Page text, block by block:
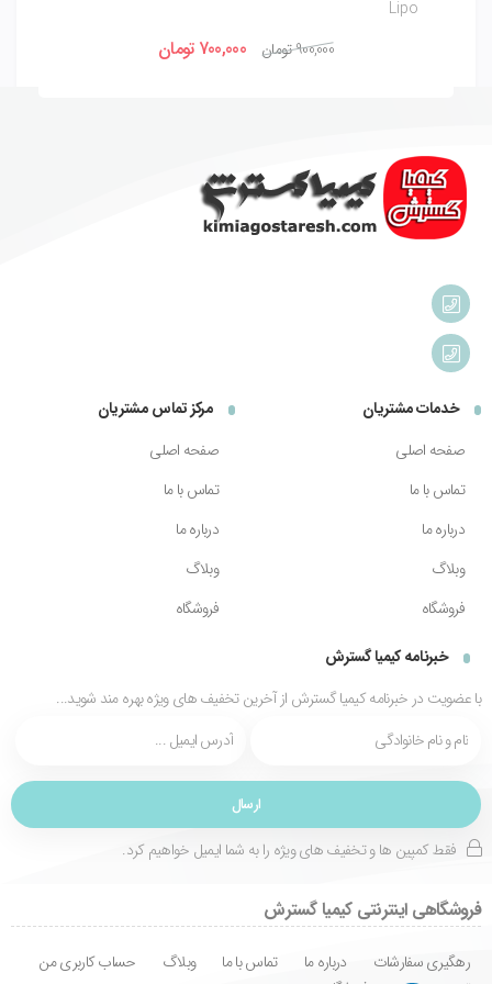
Lipo
900,000تومان 700,000 تومان
خدمات مشتریان
صفحه اصلی
تماس با ما
درباره ما
وبلاگ
فروشگاه
مرکز تماس مشتریان
صفحه اصلی
تماس با ما
درباره ما
وبلاگ
فروشگاه
خبرنامه کیمیا گسترش
با عضویت در خبرنامه کیمیا گسترش از آخرین تخفیف های ویژه بهره مند شوید...
فقط کمپین ها و تخفیف های ویژه را به شما ایمیل خواهیم کرد.
فروشگاهی اینترنتی کیمیا گسترش
رهگیری سفارشات درباره ما تماس با ما وبلاگ
حساب کاربری من